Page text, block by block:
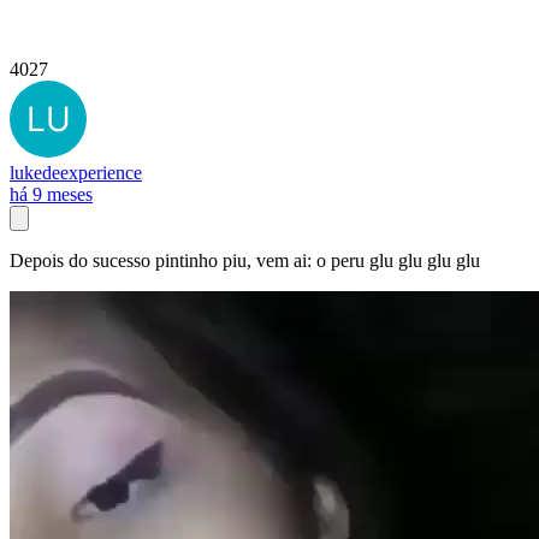
4027
lukedeexperience
há 9 meses
Depois do sucesso pintinho piu, vem ai: o peru glu glu glu glu